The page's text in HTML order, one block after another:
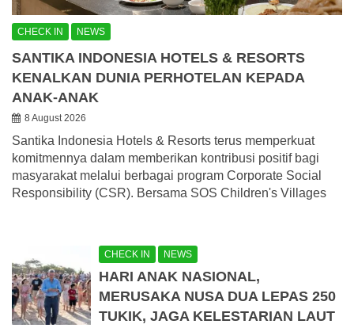
CHECK IN NEWS
SANTIKA INDONESIA HOTELS & RESORTS
KENALKAN DUNIA PERHOTELAN KEPADA
ANAK-ANAK
8 August 2026
Santika Indonesia Hotels & Resorts terus memperkuat
komitmennya dalam memberikan kontribusi positif bagi
masyarakat melalui berbagai program Corporate Social
Responsibility (CSR). Bersama SOS Children's Villages
CHECK IN NEWS
HARI ANAK NASIONAL,
MERUSAKA NUSA DUA LEPAS 250
TUKIK, JAGA KELESTARIAN LAUT